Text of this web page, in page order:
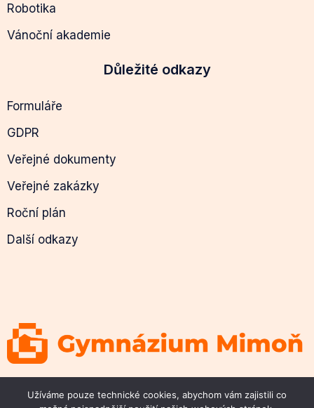
Robotika
Vánoční akademie
Důležité odkazy
Formuláře
GDPR
Veřejné dokumenty
Veřejné zakázky
Roční plán
Další odkazy
© 2026 Gymnázium Mimoň
Užíváme pouze technické cookies, abychom vám zajistili co